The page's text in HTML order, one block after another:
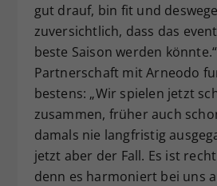
gut drauf, bin fit und
zuversichtlich, dass das
beste Saison werden
Partnerschaft mit Arneodo
bestens: „Wir spielen jetzt
zusammen, früher auch
damals nie langfristig
jetzt aber der Fall. Es ist
denn es harmoniert bei uns